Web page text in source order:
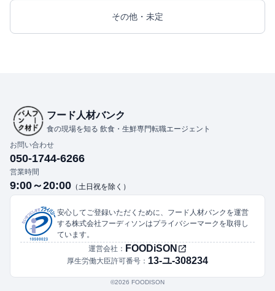
その他・未定
フード人材バンク
食の現場を知る 飲食・生鮮専門転職エージェント
お問い合わせ
050-1744-6266
営業時間
9:00～20:00 （土日祝を除く）
安心してご登録いただくために、フード人材バンクを運営
する株式会社フーディソンはプライバシーマークを取得し
ています。
運営会社： FOODiSON
厚生労働大臣許可番号： 13-ユ-308234
©︎2026 FOODISON